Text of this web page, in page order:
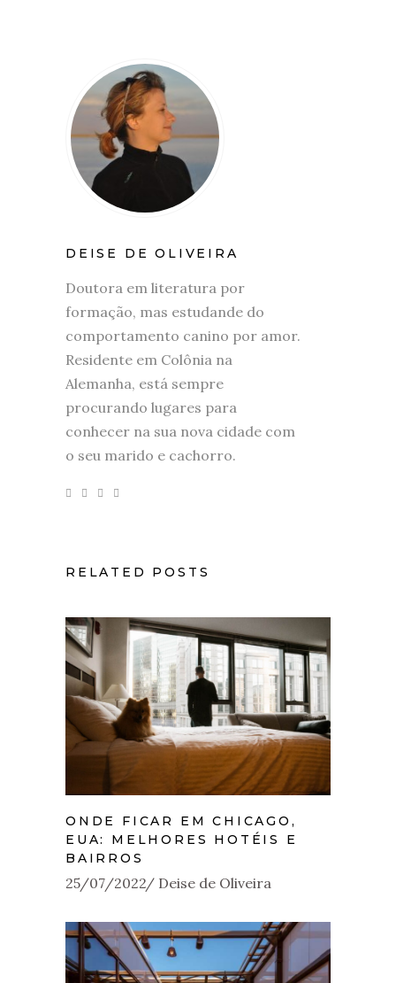
DEISE DE OLIVEIRA
Doutora em literatura por
formação, mas estudande do
comportamento canino por amor.
Residente em Colônia na
Alemanha, está sempre
procurando lugares para
conhecer na sua nova cidade com
o seu marido e cachorro.
RELATED POSTS
ONDE FICAR EM CHICAGO,
EUA: MELHORES HOTÉIS E
BAIRROS
25/07/2022 Deise de Oliveira